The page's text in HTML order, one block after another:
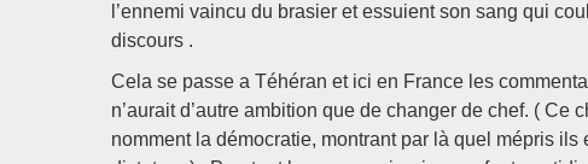
l’ennemi vaincu du brasier et essuient son sang qui
discours .
Cela se passe a Téhéran et ici en France les
n’aurait d’autre ambition que de changer de chef. (
nomment la démocratie, montrant par là quel mépris